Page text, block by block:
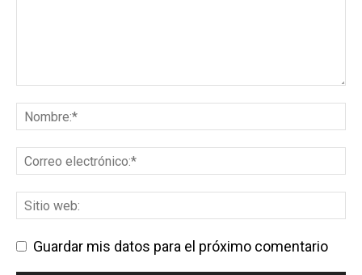
Guardar mis datos para el próximo comentario